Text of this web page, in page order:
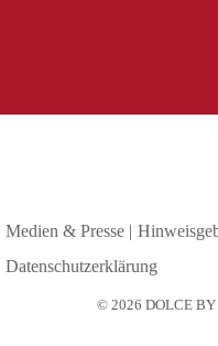
Medien & Presse
Datenschutzerklärung
© 2026 DOLCE